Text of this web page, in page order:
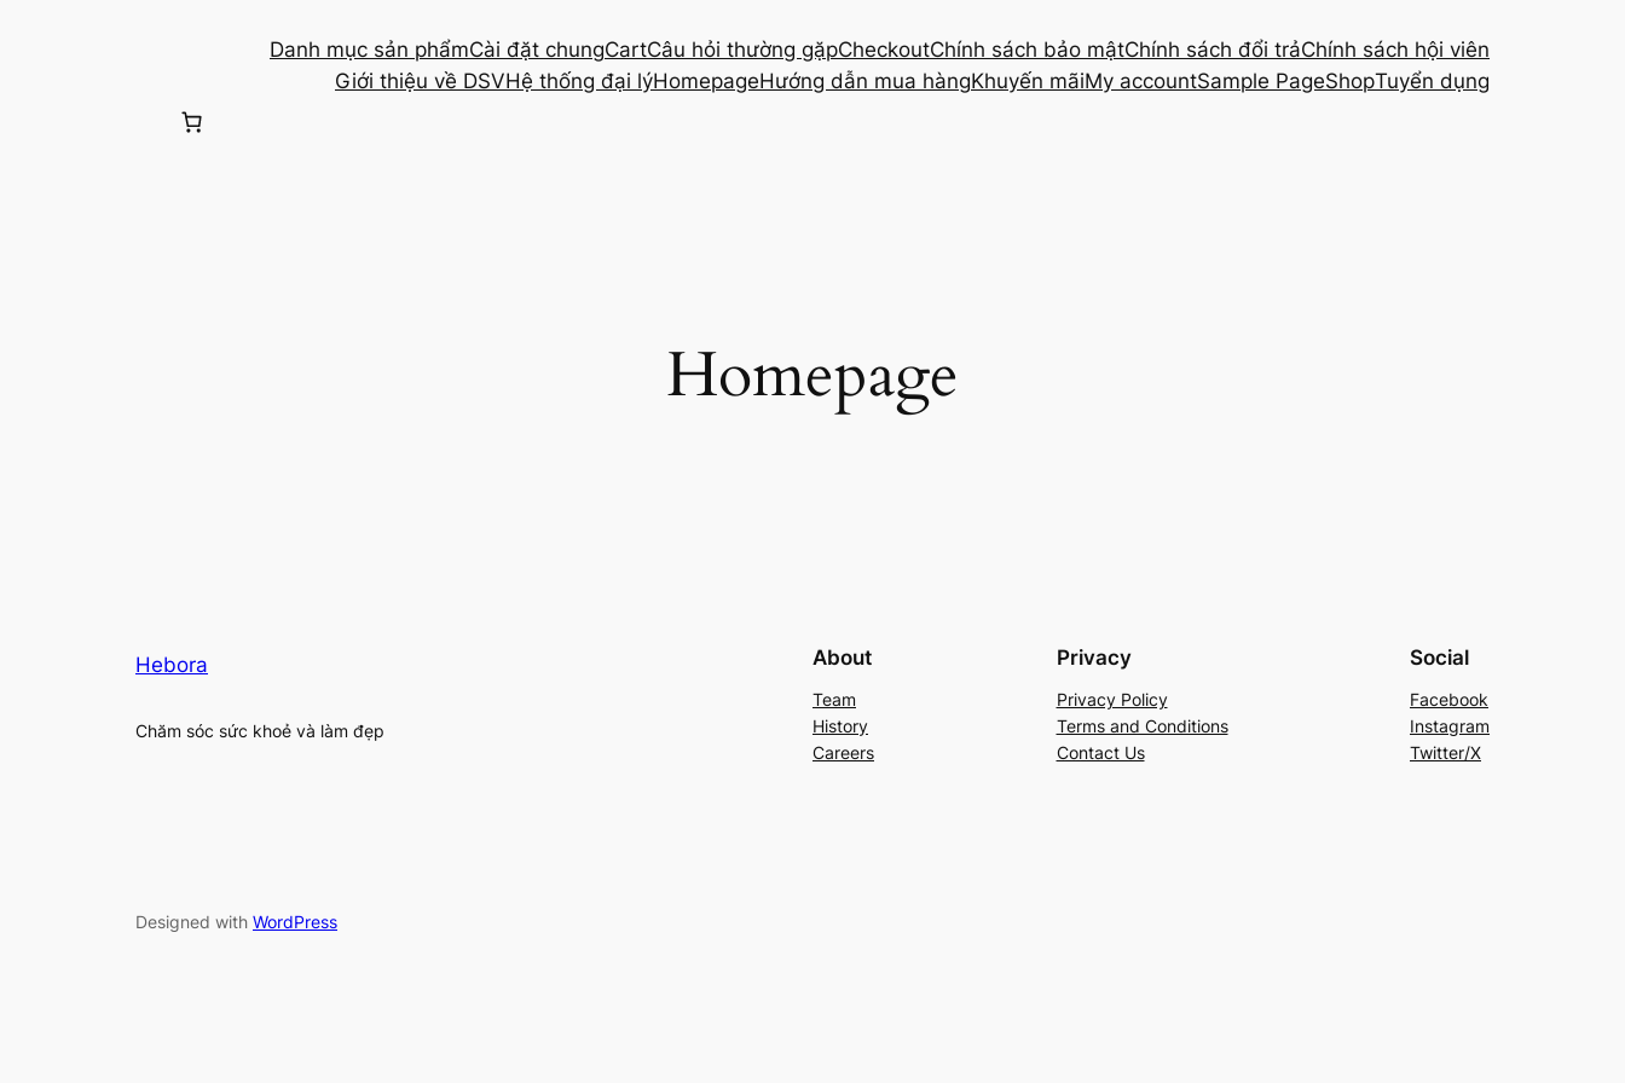
Danh mục sản phẩmCài đặt chungCartCâu hỏi thường gặpCheckoutChính sách bảo mậtChính sách đổi trảChính sách hội viên
Giới thiệu về DSVHệ thống đại lýHomepageHướng dẫn mua hàngKhuyến mãiMy accountSample PageShopTuyển dụng
Homepage
Hebora
Chăm sóc sức khoẻ và làm đẹp
About
Team
History
Careers
Privacy
Privacy Policy
Terms and Conditions
Contact Us
Social
Facebook
Instagram
Twitter/X
Designed with WordPress